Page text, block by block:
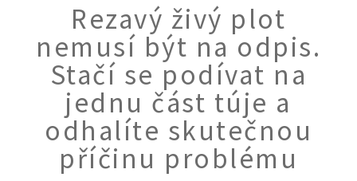
Rezavý živý plot
nemusí být na odpis.
Stačí se podívat na
jednu část túje a
odhalíte skutečnou
příčinu problému